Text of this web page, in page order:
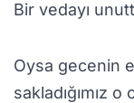
Bir vedayı
Oysa gecenin
sakladığımız